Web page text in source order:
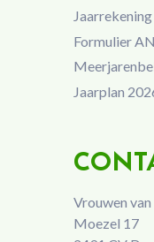
Formulier
Jaarplan
Vrouwen
Moezel 17